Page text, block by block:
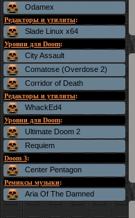
Odamex
Редакторы и утилиты:
Slade Linux x64
Уровни для Doom:
City Assault
Comatose (Overdose 2)
Corridor of Death
Редакторы и утилиты:
WhackEd4
Уровни для Doom:
Ultimate Doom 2
Requiem
Doom 3:
Center Pentagon
Ремиксы музыки:
Aria Of The Damned